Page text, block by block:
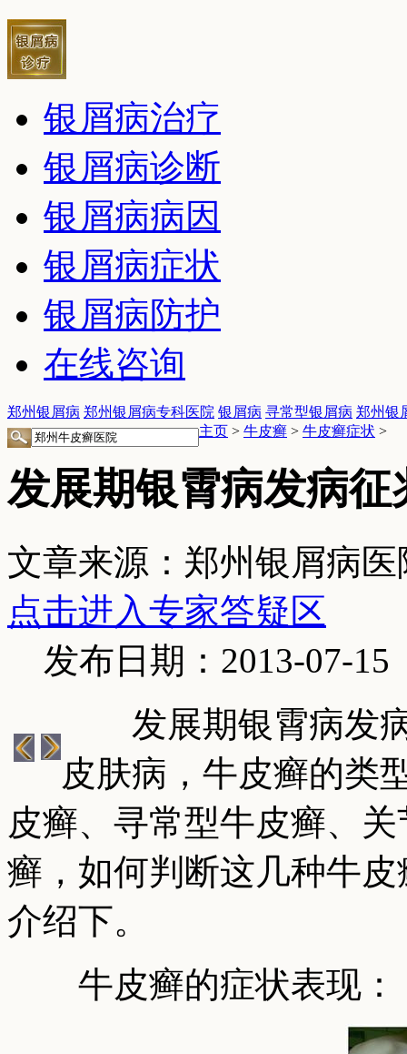
银屑病治疗
银屑病诊断
银屑病病因
银屑病症状
银屑病防护
在线咨询
郑州银屑病 郑州银屑病专科医院 银屑病 寻常型银屑病 郑州银
主页 > 牛皮癣 > 牛皮癣症状 >
发展期银霄病发病征
文章来源：郑州银屑病医
点击进入专家答疑区
发布日期：2013-07-15
发展期银霄病发病
皮肤病，牛皮癣的类
皮癣、寻常型牛皮癣、
癣，如何判断这几种牛
介绍下。
牛皮癣的症状表现：